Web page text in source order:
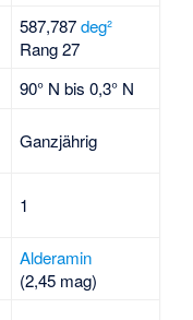
587,787deg²
Rang 27
90° N bis 0,3° N
Ganzjährig
1
Alderamin
(2,45 mag)